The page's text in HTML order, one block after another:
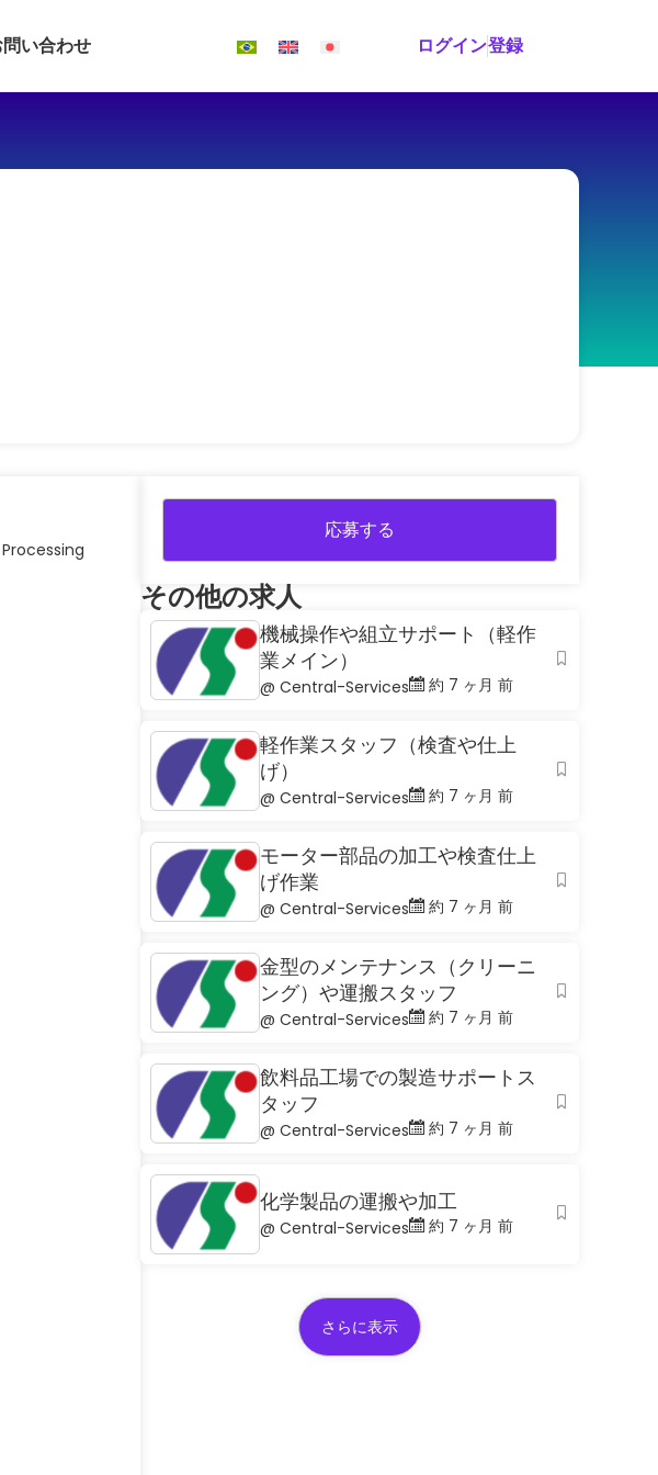
い合わせ ログイン登録
応募する
その他の求人
機械操作や組立サポート（軽作
業メイン）
@ Central-Services 約 7 ヶ月 前
軽作業スタッフ（検査や仕上
げ）
@ Central-Services 約 7 ヶ月 前
モーター部品の加工や検査仕上
げ作業
@ Central-Services 約 7 ヶ月 前
金型のメンテナンス（クリーニ
ング）や運搬スタッフ
@ Central-Services 約 7 ヶ月 前
飲料品工場での製造サポートス
タッフ
@ Central-Services 約 7 ヶ月 前
化学製品の運搬や加工
@ Central-Services 約 7 ヶ月 前
さらに表示